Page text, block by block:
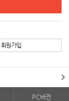
회원가입
PC버전